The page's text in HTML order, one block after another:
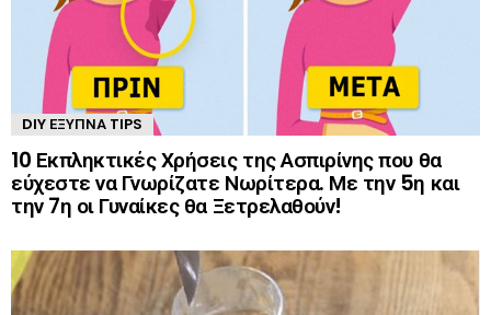
DIY ΈΞΥΠΝΑ TIPS
10 Εκπληκτικές Χρήσεις της Ασπιρίνης που θα
εύχεστε να Γνωρίζατε Νωρίτερα. Με την 5η και
την 7η οι Γυναίκες θα Ξετρελαθούν!